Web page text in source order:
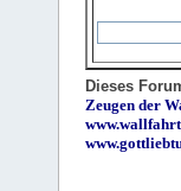
Dieses
Zeugen der